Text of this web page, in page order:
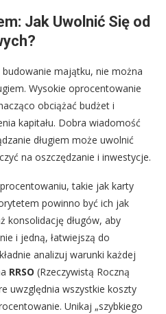
Jak Uwolnić Się od
majątku, nie można
Wysokie oprocentowanie
obciążać budżet i
kapitału. Dobra wiadomość
długiem może uwolnić
na oszczędzanie i inwestycje.
takie jak karty
powinno być ich jak
konsolidację długów, aby
i jedną, łatwiejszą do
analizuj warunki każdej
RRSO (Rzeczywistą Roczną
uwzględnia wszystkie koszty
Unikaj „szybkiego